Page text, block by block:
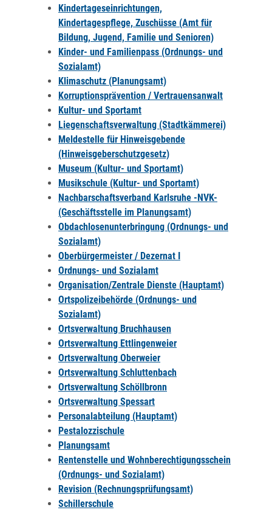
Kindertageseinrichtungen,
Kindertagespflege, Zuschüsse (Amt für
Bildung, Jugend, Familie und Senioren)
Kinder- und Familienpass (Ordnungs- und
Sozialamt)
Klimaschutz (Planungsamt)
Korruptionsprävention / Vertrauensanwalt
Kultur- und Sportamt
Liegenschaftsverwaltung (Stadtkämmerei)
Meldestelle für Hinweisgebende
(Hinweisgeberschutzgesetz)
Museum (Kultur- und Sportamt)
Musikschule (Kultur- und Sportamt)
Nachbarschaftsverband Karlsruhe -NVK-
(Geschäftsstelle im Planungsamt)
Obdachlosenunterbringung (Ordnungs- und
Sozialamt)
Oberbürgermeister / Dezernat I
Ordnungs- und Sozialamt
Organisation/Zentrale Dienste (Hauptamt)
Ortspolizeibehörde (Ordnungs- und
Sozialamt)
Ortsverwaltung Bruchhausen
Ortsverwaltung Ettlingenweier
Ortsverwaltung Oberweier
Ortsverwaltung Schluttenbach
Ortsverwaltung Schöllbronn
Ortsverwaltung Spessart
Personalabteilung (Hauptamt)
Pestalozzischule
Planungsamt
Rentenstelle und Wohnberechtigungsschein
(Ordnungs- und Sozialamt)
Revision (Rechnungsprüfungsamt)
Schillerschule